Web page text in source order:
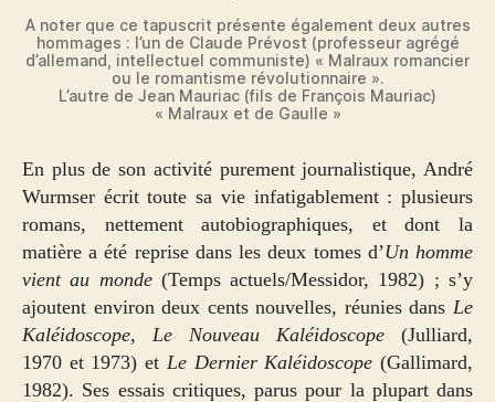
A noter que ce tapuscrit présente également deux autres
hommages : l’un de Claude Prévost (professeur agrégé
d’allemand, intellectuel communiste) « Malraux romancier
ou le romantisme révolutionnaire ».
L’autre de Jean Mauriac (fils de François Mauriac)
« Malraux et de Gaulle »
En plus de son activité purement journalistique, André
Wurmser écrit toute sa vie infatigablement : plusieurs
romans, nettement autobiographiques, et dont la
matière a été reprise dans les deux tomes d’Un homme
vient au monde(Temps actuels/Messidor, 1982) ; s’y
ajoutent environ deux cents nouvelles, réunies dans Le
Kaléidoscope, Le Nouveau Kaléidoscope (Julliard,
1970 et 1973) et Le Dernier Kaléidoscope (Gallimard,
1982). Ses essais critiques, parus pour la plupart dans